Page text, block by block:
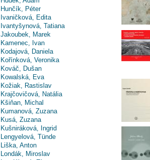
Hunčík, Péter
Ivaničková, Edita
Ivantyšynová, Tatiana
Jakoubek, Marek
Kamenec, Ivan
Kodajová, Daniela
Kořínková, Veronika
Kováč, Dušan
Kowalská, Eva
Kožiak, Rastislav
Krajčovičová, Natália
Kšiňan, Michal
Kumanová, Zuzana
Kusá, Zuzana
Kušniráková, Ingrid
Lengyelová, Tünde
Liška, Anton
Londák, Miroslav